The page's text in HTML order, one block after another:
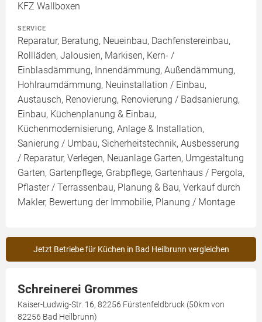
KFZ Wallboxen
SERVICE
Reparatur, Beratung, Neueinbau, Dachfenstereinbau,
Rollläden, Jalousien, Markisen, Kern- /
Einblasdämmung, Innendämmung, Außendämmung,
Hohlraumdämmung, Neuinstallation / Einbau,
Austausch, Renovierung, Renovierung / Badsanierung,
Einbau, Küchenplanung & Einbau,
Küchenmodernisierung, Anlage & Installation,
Sanierung / Umbau, Sicherheitstechnik, Ausbesserung
/ Reparatur, Verlegen, Neuanlage Garten, Umgestaltung
Garten, Gartenpflege, Grabpflege, Gartenhaus / Pergola,
Pflaster / Terrassenbau, Planung & Bau, Verkauf durch
Makler, Bewertung der Immobilie, Planung / Montage
Jetzt Betriebe für Küchen in Bad Heilbrunn vergleichen
Schreinerei Grommes
Kaiser-Ludwig-Str. 16, 82256 Fürstenfeldbruck (50km von
82256 Bad Heilbrunn)